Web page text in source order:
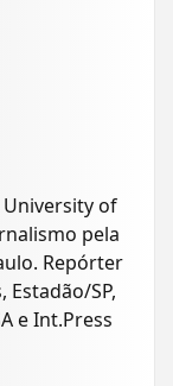
University of
Repórter
Estadão/SP,
e Int.Press